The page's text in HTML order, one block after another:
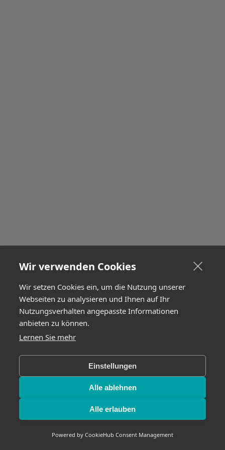
Wir verwenden Cookies
Wir setzen Cookies ein, um die Nutzung unserer
Webseiten zu analysieren und Ihnen auf Ihr
Nutzungsverhalten angepasste Informationen
anbieten zu können.
Lernen Sie mehr
Einstellungen
Alle ablehnen
Alle erlauben
Powered by CookieHub Consent Management